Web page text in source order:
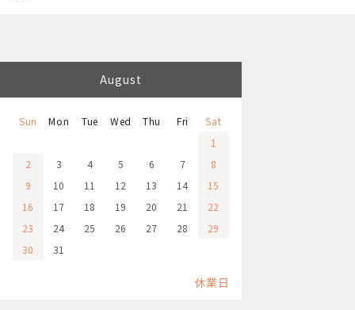
August
Sun Mon Tue Wed Thu Fri
Sat
1
2
3 4 5 6 7
8
9
10 11 12 13 14
15
16
17 18 19 20 21
22
23
24 25 26 27 28
29
30
31
休業日